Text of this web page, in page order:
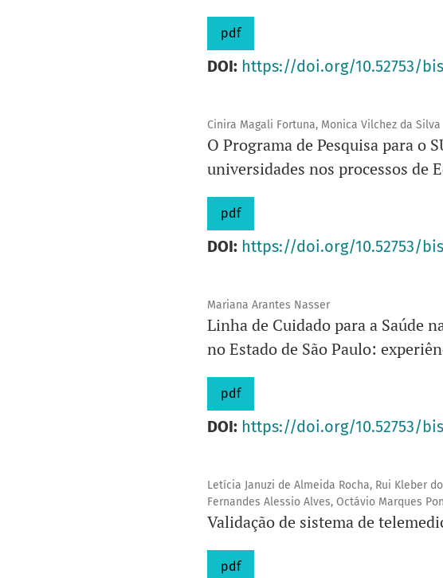
pdf
DOI: https://doi.org/10.52753/
Cinira Magali Fortuna, Monica Vilchez da Silva
O Programa de Pesquisa para o
universidades nos processos de
pdf
DOI: https://doi.org/10.52753/
Mariana Arantes Nasser
Linha de Cuidado para a Saúde
no Estado de São Paulo:
pdf
DOI: https://doi.org/10.52753/
Letícia Januzi de Almeida Rocha, Rui Kleber
Fernandes Alessio Alves, Octávio Marques
Validação de sistema de
pdf